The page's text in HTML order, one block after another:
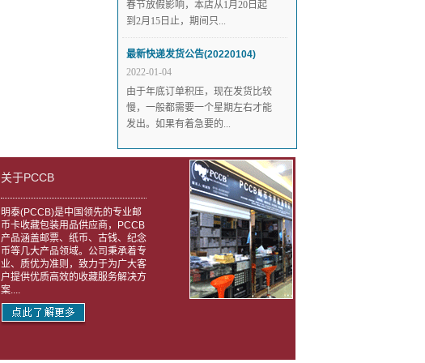
春节放假影响，本店从1月20日起
到2月15日止，期间只...
最新快递发货公告(20220104)
2022-01-04
由于年底订单积压，现在发货比较
慢，一般都需要一个星期左右才能
发出。如果有着急要的...
关于PCCB
明泰(PCCB)是中国领先的专业邮
币卡收藏包装用品供应商，PCCB
产品涵盖邮票、纸币、古钱、纪念
币等几大产品领域。公司秉承着专
业、质优为准则，致力于为广大客
户提供优质高效的收藏服务解决方
案....